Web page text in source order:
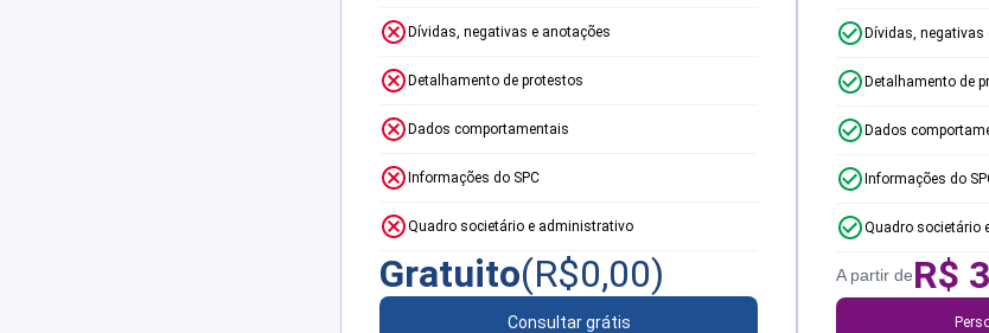
Dívidas, negativas e anotações
Detalhamento de protestos
Dados comportamentais
Informações do SPC
Quadro societário e administrativo
Gratuito(R$0,00)
Consultar grátis
Dívidas, negativas
Detalhamento de
Dados
Informações do
Quadro societário
A partir deR$